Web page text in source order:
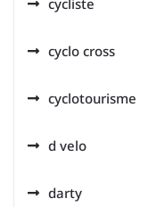
cyclo cross
cyclotourisme
d velo
darty